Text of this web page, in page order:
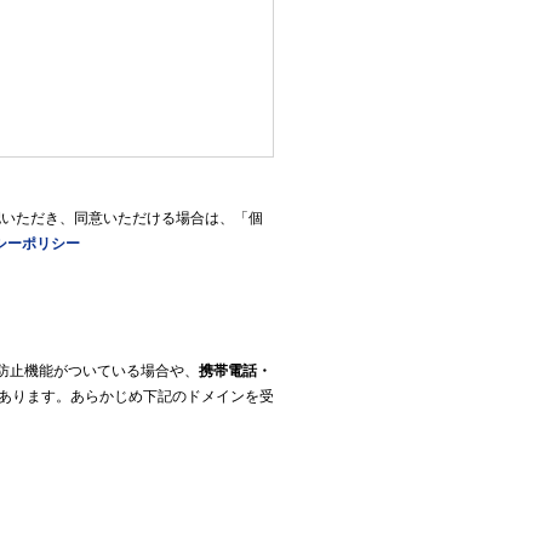
ーポリシー
ただき、同意いただける場合は、「個
機能がついている場合や、 携帯電話・
ります。あらかじめ下記のドメインを受